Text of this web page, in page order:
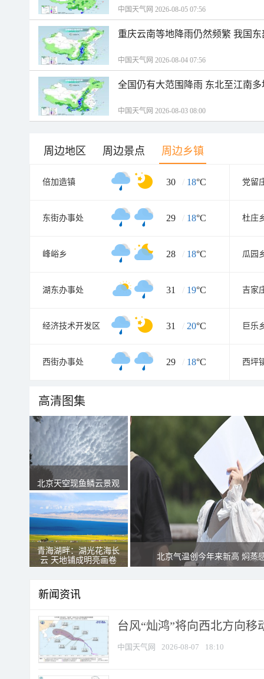
中国天气网 2026-08-05 07:56
重庆云南等地降雨仍然频繁 我国
中国天气网 2026-08-04 07:56
全国仍有大范围降雨 东北至江南
中国天气网 2026-08-03 08:00
周边地区 周边景点 周边乡镇
倍加造镇 30 / 18°C 党留
东街办事处 29 / 18°C 杜庄
峰峪乡 28 / 18°C 瓜园
湖东办事处 31 / 19°C 吉家
经济技术开发区 31 / 20°C 巨乐
西街办事处 29 / 18°C 西坪
高清图集
北京天空现鱼鳞云景观
青海湖畔：湖光花海长
云 天地铺成明亮画卷
北京气温创今年来新高 焖蒸
新闻资讯
台风“灿鸿”将向西北方向移
中国天气网 2026-08-07 18:10